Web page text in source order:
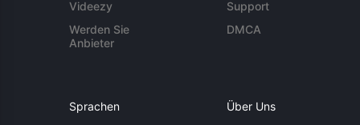
Videezy
Werden Sie
Anbieter
Support
DMCA
Sprachen Über Uns